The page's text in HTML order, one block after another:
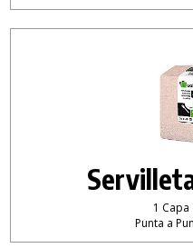
1
Punta a